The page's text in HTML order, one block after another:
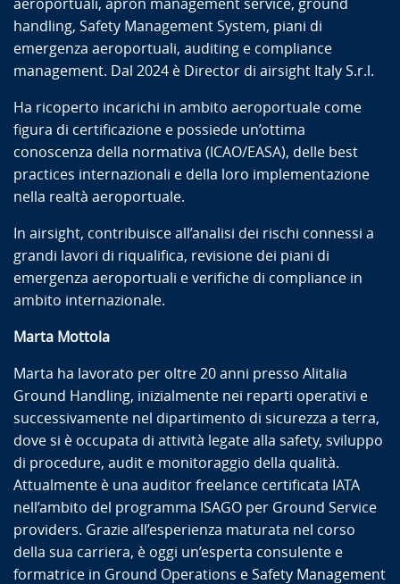
aeroportuali, apron management service, ground
handling, Safety Management System, piani di
emergenza aeroportuali, auditing e compliance
management. Dal 2024 è Director di airsight Italy S.r.l.
Ha ricoperto incarichi in ambito aeroportuale come
figura di certificazione e possiede un’ottima
conoscenza della normativa (ICAO/EASA), delle best
practices internazionali e della loro implementazione
nella realtà aeroportuale.
In airsight, contribuisce all’analisi dei rischi connessi a
grandi lavori di riqualifica, revisione dei piani di
emergenza aeroportuali e verifiche di compliance in
ambito internazionale.
Marta Mottola
Marta ha lavorato per oltre 20 anni presso Alitalia
Ground Handling, inizialmente nei reparti operativi e
successivamente nel dipartimento di sicurezza a terra,
dove si è occupata di attività legate alla safety, sviluppo
di procedure, audit e monitoraggio della qualità.
Attualmente è una auditor freelance certificata IATA
nell’ambito del programma ISAGO per Ground Service
providers. Grazie all’esperienza maturata nel corso
della sua carriera, è oggi un’esperta consulente e
formatrice in Ground Operations e Safety Management